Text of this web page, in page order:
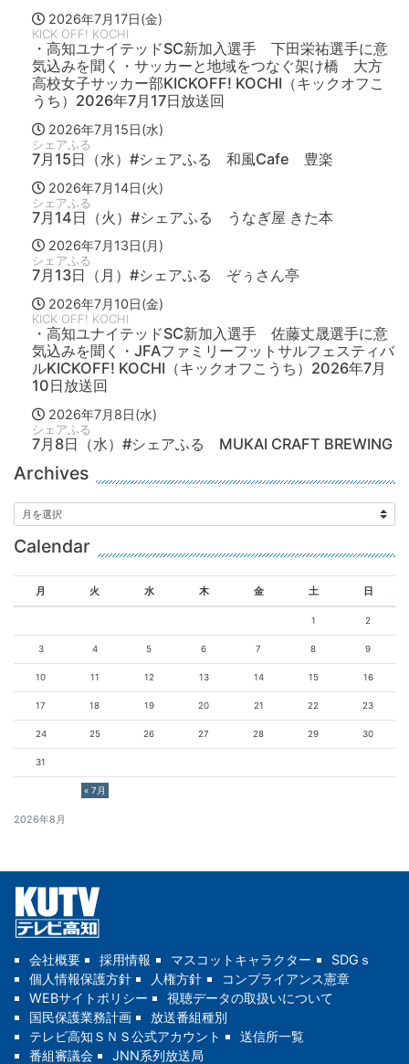
2026年7月17日(金)
KICK OFF! KOCHI
・高知ユナイテッドSC新加入選手 下田栄祐選手に意
気込みを聞く・サッカーと地域をつなぐ架け橋 大方
高校女子サッカー部KICKOFF! KOCHI（キックオフこ
うち）2026年7月17日放送回
2026年7月15日(水)
シェアふる
7月15日（水）#シェアふる 和風Cafe 豊楽
2026年7月14日(火)
シェアふる
7月14日（火）#シェアふる うなぎ屋 きた本
2026年7月13日(月)
シェアふる
7月13日（月）#シェアふる ぞぅさん亭
2026年7月10日(金)
KICK OFF! KOCHI
・高知ユナイテッドSC新加入選手 佐藤丈晟選手に意
気込みを聞く・JFAファミリーフットサルフェスティバ
ルKICKOFF! KOCHI（キックオフこうち）2026年7月
10日放送回
2026年7月8日(水)
シェアふる
7月8日（水）#シェアふる MUKAI CRAFT BREWING
Archives
Calendar
2026年8月
月 火 水 木 金 土 日
« 7月
1 2
3 4 5 6 7 8 9
10 11 12 13 14 15 16
17 18 19 20 21 22 23
24 25 26 27 28 29 30
31
会社概要 採用情報 マスコットキャラクター
SDGｓ
個人情報保護方針
人権方針
コンプライアンス憲章
WEBサイトポリシー
視聴データの取扱いについて
国民保護業務計画
放送番組種別
テレビ高知ＳＮＳ公式アカウント
送信所一覧
番組審議会
JNN系列放送局